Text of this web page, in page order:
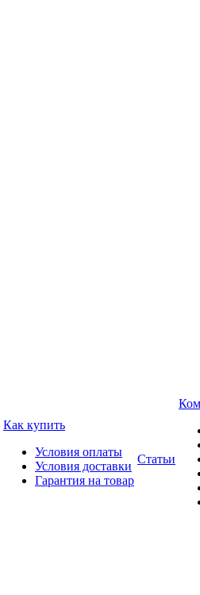
Как купить
Условия оплаты
Условия доставки
Гарантия на товар
Статьи